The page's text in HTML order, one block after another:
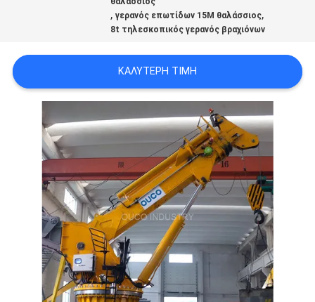
CONTACT
US
SITEMAP
ΠΟΛΙΤΙΚΉ
ΑΠΟΡΡΉΤΟΥ
,γερανός επωτίδων 15M θαλάσσιος,
8t τηλεσκοπικός γερανός βραχιόνων
ΚΑΛΎΤΕΡΗ ΤΙΜΉ